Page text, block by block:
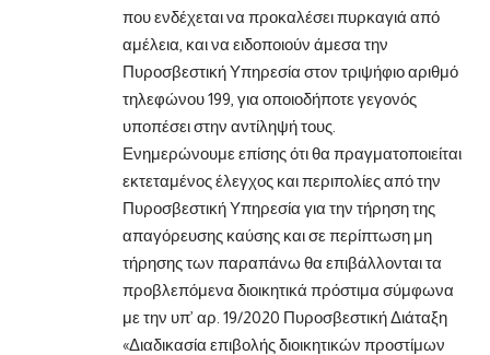
που ενδέχεται να προκαλέσει πυρκαγιά από
αμέλεια, και να ειδοποιούν άμεσα την
Πυροσβεστική Υπηρεσία στον τριψήφιο αριθμό
τηλεφώνου 199, για οποιοδήποτε γεγονός
υποπέσει στην αντίληψή τους.
Ενημερώνουμε επίσης ότι θα πραγματοποιείται
εκτεταμένος έλεγχος και περιπολίες από την
Πυροσβεστική Υπηρεσία για την τήρηση της
απαγόρευσης καύσης και σε περίπτωση μη
τήρησης των παραπάνω θα επιβάλλονται τα
προβλεπόμενα διοικητικά πρόστιμα σύμφωνα
με την υπ’ αρ. 19/2020 Πυροσβεστική Διάταξη
«Διαδικασία επιβολής διοικητικών προστίμων